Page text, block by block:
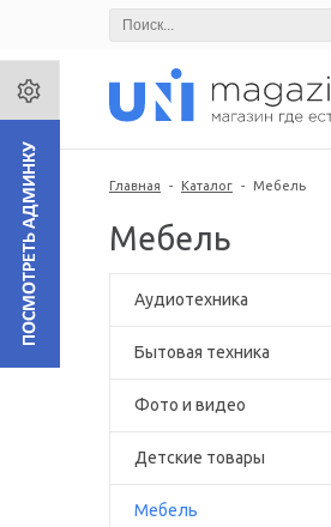
Главная - Каталог - Мебель
Мебель
Аудиотехника
Бытовая техника
Фото и видео
Детские товары
Мебель